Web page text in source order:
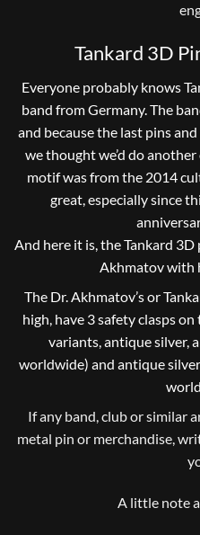
Tankard 3D
Everyone probably knows
band from Germany. The
and because the last pins
we thought we’d do
motif was from the 2014
great, especially since
And here it is, the Tankard
Akhmatov with
The Dr. Akhmatov’s or
high, have 3 safety clasps
variants, antique silver,
worldwide) and antique
If any band, club or similar
metal pin or merchandise,
A little note